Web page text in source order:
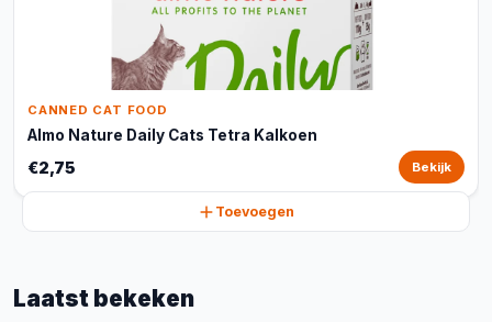
CANNED CAT FOOD
Almo Nature Daily Cats Tetra Kalkoen
€2,75 Bekijk
Toevoegen
Laatst bekeken